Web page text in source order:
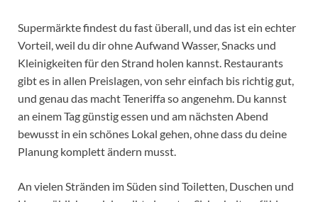
Supermärkte findest du fast überall, und das ist ein echter
Vorteil, weil du dir ohne Aufwand Wasser, Snacks und
Kleinigkeiten für den Strand holen kannst. Restaurants
gibt es in allen Preislagen, von sehr einfach bis richtig gut,
und genau das macht Teneriffa so angenehm. Du kannst
an einem Tag günstig essen und am nächsten Abend
bewusst in ein schönes Lokal gehen, ohne dass du deine
Planung komplett ändern musst.
An vielen Stränden im Süden sind Toiletten, Duschen und